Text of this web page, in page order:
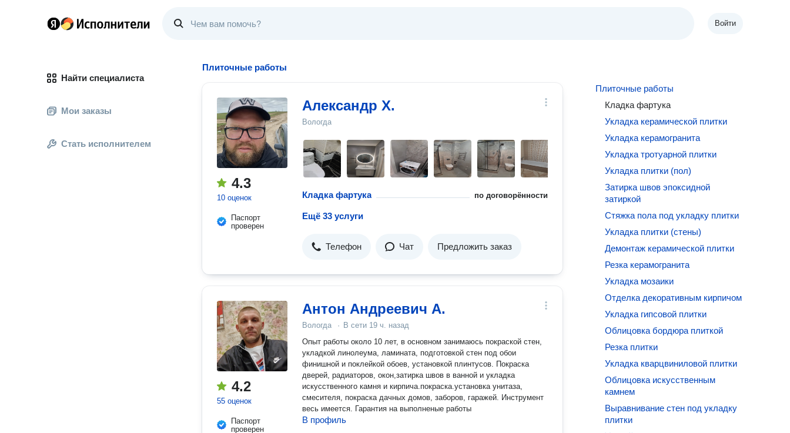
Войти
Найти специалиста
Мои заказы
Стать исполнителем
Плиточные работы
4.3
10 оценок
Паспорт
проверен
Александр Х.
Вологда
Кладка фартука по договорённости
Ещё 33 услуги
Телефон Чат Предложить заказ
4.2
55 оценок
Паспорт
проверен
Антон Андреевич А.
Вологда · В сети 19 ч. назад
Опыт работы около 10 лет, в основном занимаюсь покраской стен,
укладкой линолеума, ламината, подготовкой стен под обои
финишной и поклейкой обоев, установкой плинтусов. Покраска
дверей, радиаторов, окон,затирка швов в ванной и укладка
искусственного камня и кирпича.покраска.установка унитаза,
смесителя, покраска дачных домов, заборов, гаражей. Инструмент
весь имеется. Гарантия на выполненые работы
В профиль
Плиточные работы
Кладка фартука
Укладка керамической плитки
Укладка керамогранита
Укладка тротуарной плитки
Укладка плитки (пол)
Затирка швов эпоксидной
затиркой
Стяжка пола под укладку плитки
Укладка плитки (стены)
Демонтаж керамической плитки
Резка керамогранита
Укладка мозаики
Отделка декоративным кирпичом
Укладка гипсовой плитки
Облицовка бордюра плиткой
Резка плитки
Укладка кварцвиниловой плитки
Облицовка искусственным
камнем
Выравнивание стен под укладку
плитки